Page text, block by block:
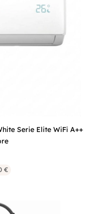
Serie Elite WiFi A++
€